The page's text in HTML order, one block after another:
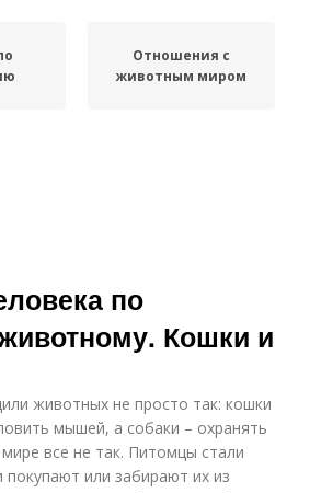
Отношения с
животным миром
по
Кошки и
животных не просто так: кошки
мышей, а собаки – охранять
все не так. Питомцы стали
или забирают их из